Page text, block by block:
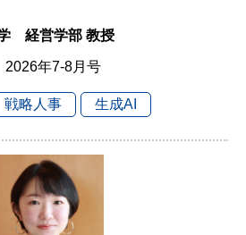
経営学部 教授
2026年7-8月号
戦略人事 生成AI